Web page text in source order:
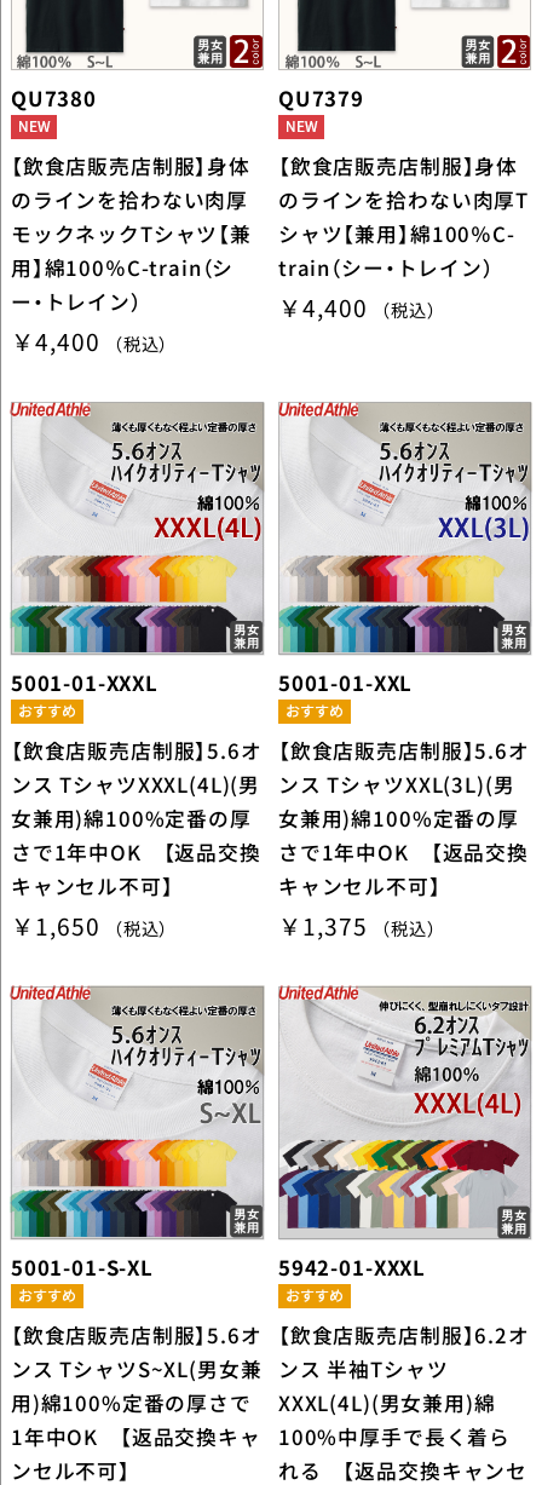
QU7380
【飲食店販売店制服】身体
のラインを拾わない肉厚
モックネックTシャツ【兼
用】綿100％C-train（シ
ー・トレイン）
￥4,400 （税込）
QU7379
【飲食店販売店制服】身体
のラインを拾わない肉厚T
シャツ【兼用】綿100％C-
train（シー・トレイン）
￥4,400 （税込）
5001-01-XXXL
【飲食店販売店制服】5.6オ
ンス TシャツXXXL(4L)(男
女兼用)綿100%定番の厚
さで1年中OK 【返品交換
キャンセル不可】
￥1,650 （税込）
5001-01-XXL
【飲食店販売店制服】5.6オ
ンス TシャツXXL(3L)(男
女兼用)綿100%定番の厚
さで1年中OK 【返品交換
キャンセル不可】
￥1,375 （税込）
5001-01-S-XL
【飲食店販売店制服】5.6オ
ンス TシャツS~XL(男女兼
用)綿100%定番の厚さで
1年中OK 【返品交換キャ
ンセル不可】
5942-01-XXXL
【飲食店販売店制服】6.2オ
ンス 半袖Tシャツ
XXXL(4L)(男女兼用)綿
100%中厚手で長く着ら
れる 【返品交換キャンセ